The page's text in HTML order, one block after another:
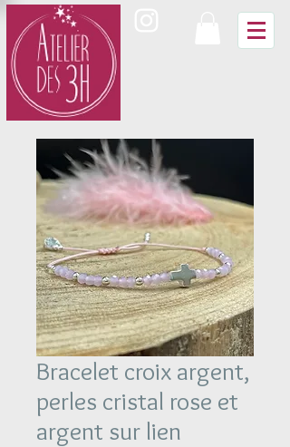
Bracelet croix argent,
perles cristal rose et
argent sur lien